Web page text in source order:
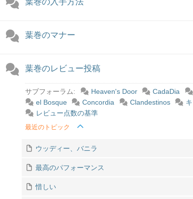
葉巻のマナー
葉巻のレビュー投稿
サブフォーラム: Heaven's Door CadaDia
el Bosque
Concordia Clandestinos
レビュー点数の基準
最近のトピック
ウッディー、バニラ
最高のパフォーマンス
惜しい